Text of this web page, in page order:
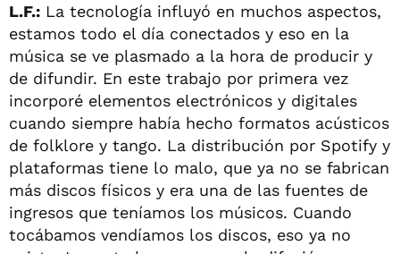
L.F.: La tecnología influyó en muchos aspectos,
estamos todo el día conectados y eso en la
música se ve plasmado a la hora de producir y
de difundir. En este trabajo por primera vez
incorporé elementos electrónicos y digitales
cuando siempre había hecho formatos acústicos
de folklore y tango. La distribución por Spotify y
plataformas tiene lo malo, que ya no se fabrican
más discos físicos y era una de las fuentes de
ingresos que teníamos los músicos. Cuando
tocábamos vendíamos los discos, eso ya no